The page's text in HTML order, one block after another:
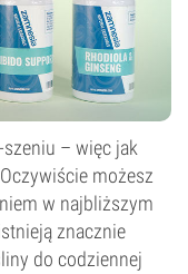
– więc jak
możesz
w najbliższym
znacznie
do codziennej